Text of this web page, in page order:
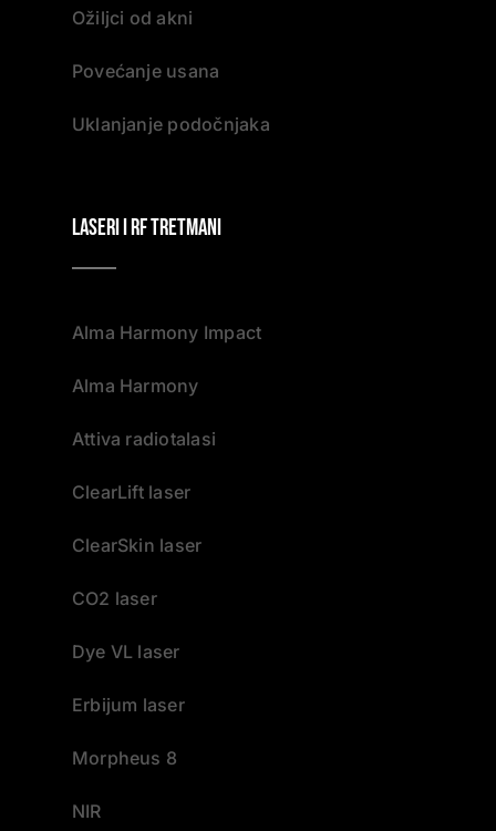
Ožiljci od akni
Povećanje usana
Uklanjanje podočnjaka
Laseri i RF tretmani
Alma Harmony Impact
Alma Harmony
Attiva radiotalasi
ClearLift laser
ClearSkin laser
CO2 laser
Dye VL laser
Erbijum laser
Morpheus 8
NIR